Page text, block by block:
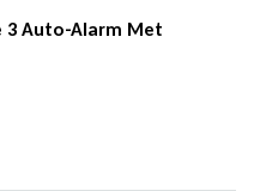
3 Auto-Alarm Met